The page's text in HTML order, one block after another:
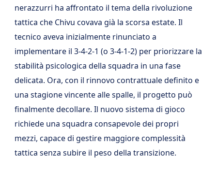
nerazzurri ha affrontato il tema della rivoluzione
tattica che Chivu covava già la scorsa estate. Il
tecnico aveva inizialmente rinunciato a
implementare il 3-4-2-1 (o 3-4-1-2) per priorizzare la
stabilità psicologica della squadra in una fase
delicata. Ora, con il rinnovo contrattuale definito e
una stagione vincente alle spalle, il progetto può
finalmente decollare. Il nuovo sistema di gioco
richiede una squadra consapevole dei propri
mezzi, capace di gestire maggiore complessità
tattica senza subire il peso della transizione.